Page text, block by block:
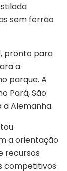
sem ferrão
pronto para
a
parque. A
Pará, São
a Alemanha.
a orientação
recursos
competitivos